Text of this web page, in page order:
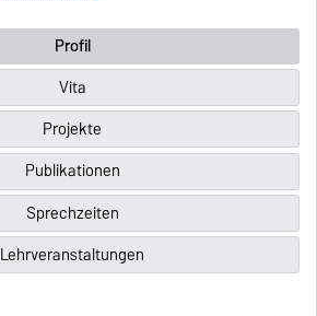
Profil
Vita
Projekte
Publikationen
Sprechzeiten
Lehrveranstaltungen